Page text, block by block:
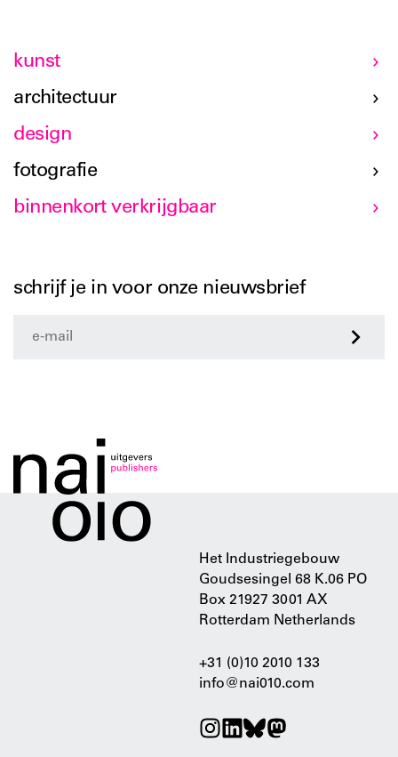
kunst
architectuur
design
fotografie
binnenkort verkrijgbaar
schrijf je in voor onze nieuwsbrief
Het Industriegebouw
Goudsesingel 68 K.06 PO
Box 21927 3001 AX
Rotterdam Netherlands
+31 (0)10 2010 133
info@nai010.com